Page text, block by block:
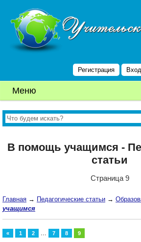
Регистрация Вход
Меню
В помощь учащимся -
статьи
Страница 9
Главная → Педагогические статьи →
учащимся
« 1 2 ... 7 8 9